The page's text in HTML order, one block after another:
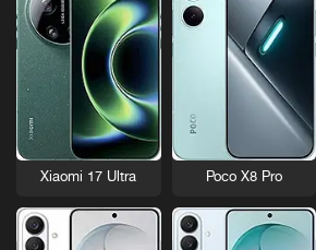
Poco X8 Pro
Xiaomi 17 Ultra